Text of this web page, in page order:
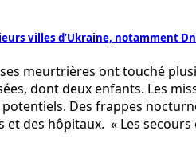
villes d’Ukraine, notamment
meurtrières ont touché
dont deux enfants. Les
Des frappes
des hôpitaux. « Les